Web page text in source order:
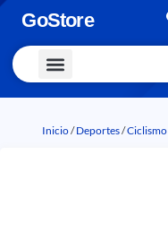
GoStore
Inicio/Deportes/Ciclismo